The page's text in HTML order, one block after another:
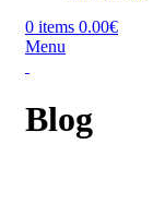
0 items 0.00€
Menu
Blog